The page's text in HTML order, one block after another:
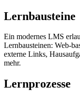
Lernbausteine
Ein modernes LMS
Lernbausteinen: Web-
externe Links,
mehr.
Lernprozesse